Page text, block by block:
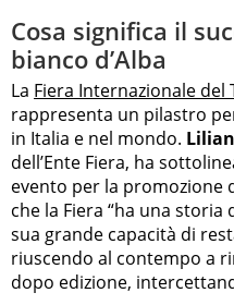
Cosa significa il
bianco d’Alba
La Fiera Internazionale del
rappresenta un pilastro
in Italia e nel mondo.
dell’Ente Fiera, ha
evento per la promozione
che la Fiera “ha una
sua grande capacità di
riuscendo al contempo a
dopo edizione,